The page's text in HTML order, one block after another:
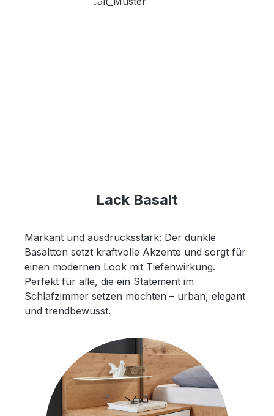
Lack Basalt
Markant und ausdrucksstark: Der dunkle
Basaltton setzt kraftvolle Akzente und sorgt für
einen modernen Look mit Tiefenwirkung.
Perfekt für alle, die ein Statement im
Schlafzimmer setzen möchten – urban, elegant
und trendbewusst.